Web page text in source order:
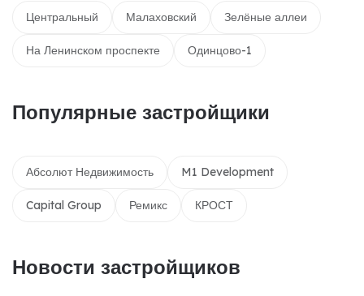
Центральный Малаховский Зелёные аллеи
На Ленинском проспекте Одинцово-1
Популярные застройщики
Абсолют Недвижимость M1 Development
Capital Group Ремикс КРОСТ
Новости застройщиков